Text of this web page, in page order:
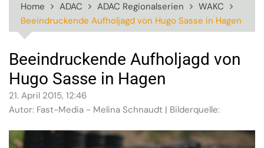
Home ADAC ADAC Regionalserien
WAKC
Beeindruckende Aufholjagd von Hugo Sasse in Hagen
Beeindruckende Aufholjagd von
Hugo Sasse in Hagen
21. April 2015, 12:46
Autor: Fast-Media - Melina Schnaudt | Bilderquelle: